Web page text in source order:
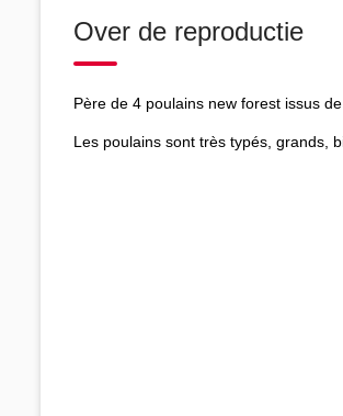
Over de reproductie
Père de 4 poulains new forest issus
Les poulains sont très typés, grands,